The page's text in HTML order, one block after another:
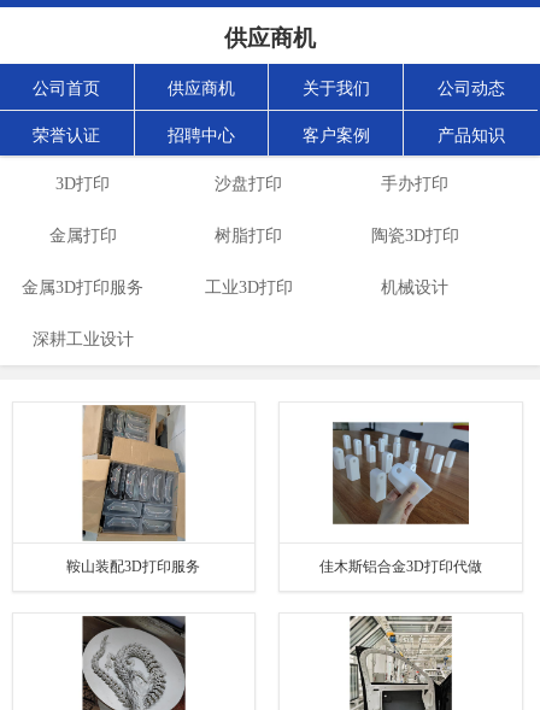
供应商机
公司首页 供应商机 关于我们 公司动态
荣誉认证 招聘中心 客户案例 产品知识
3D打印 沙盘打印 手办打印
金属打印 树脂打印 陶瓷3D打印
金属3D打印服务 工业3D打印 机械设计
深耕工业设计
鞍山装配3D打印服务 佳木斯铝合金3D打印代做